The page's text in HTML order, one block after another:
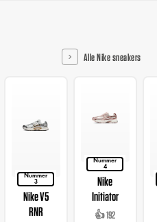
Alle Nike sneakers
Nummer
3
Nike V5
RNR
Nummer
4
Nike
Initiator
👍 192